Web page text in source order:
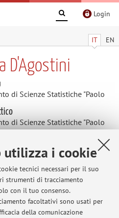
utilizza i cookie
tecnici necessari per il suo
strumenti di tracciamento
con il tuo consenso.
facoltativi sono usati per
della comunicazione
Login
IT EN
D'Agostini
di Scienze Statistiche "Paolo
di Scienze Statistiche "Paolo
contenuti.